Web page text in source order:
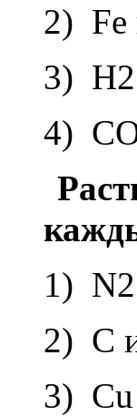
2) Fe
3)
4)
1)
2) C
3)